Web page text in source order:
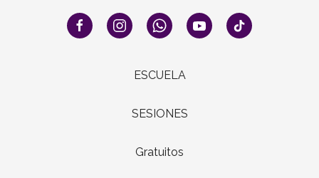
ESCUELA
SESIONES
Gratuitos